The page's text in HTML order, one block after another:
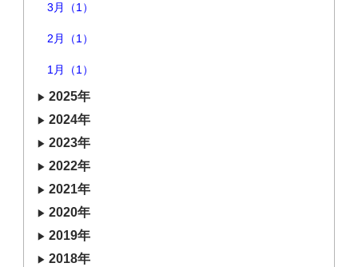
3月（1）
2月（1）
1月（1）
2025年
2024年
2023年
2022年
2021年
2020年
2019年
2018年